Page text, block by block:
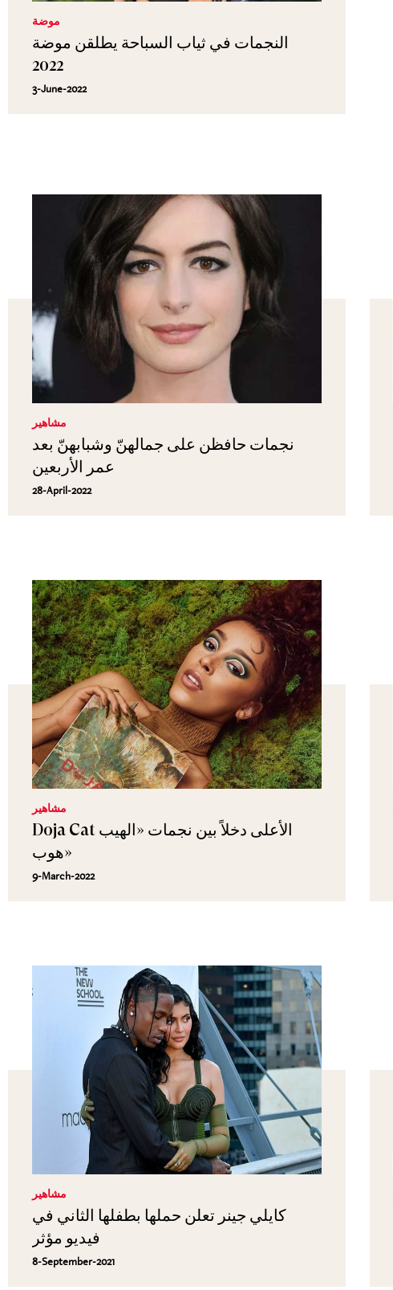
موضة
النجمات في ثياب السباحة يطلقن موضة
2022
3-June-2022
مشاهير
نجمات حافظن على جمالهنّ وشبابهنّ بعد
عمر الأربعين
28-April-2022
مشاهير
Doja Cat الأعلى دخلاً بين نجمات «الهيب
هوب»
9-March-2022
مشاهير
كايلي جينر تعلن حملها بطفلها الثاني في
فيديو مؤثر
8-September-2021